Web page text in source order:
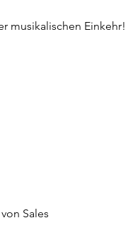
musikalischen Einkehr!
Sales